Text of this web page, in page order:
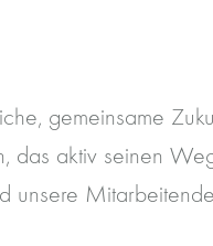
gemeinsame
das aktiv seinen
unsere